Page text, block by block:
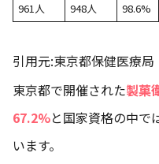
961人
948人 98.6%
引用元:東京都保健医療局
東京都で開催された製菓
67.2%と国家資格の中で
います。